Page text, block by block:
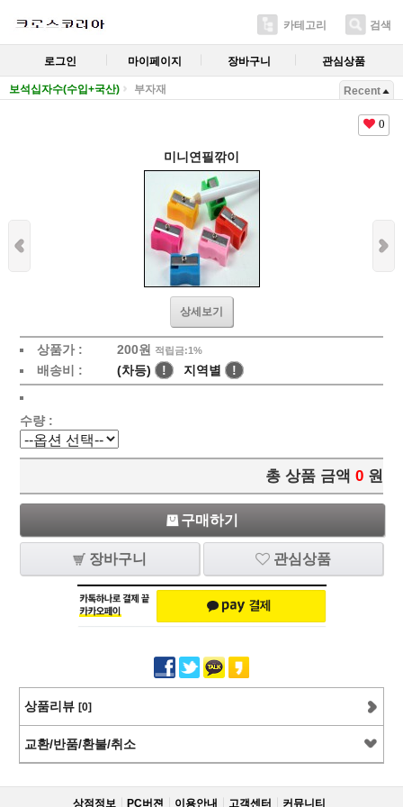
카테고리 검색
로그인 마이페이지 장바구니 관심상품
보석십자수(수입+국산) 부자재 Recent
0
미니연필깎이
상세보기
상품가 : 200원 적립금:1%
배송비 : (차등) ! 지역별 !
수량 :
총 상품 금액 0 원
구매하기
장바구니 관심상품
상품리뷰 [0]
교환/반품/환불/취소
상점정보 PC버젼 이용안내 고객센터 커뮤니티